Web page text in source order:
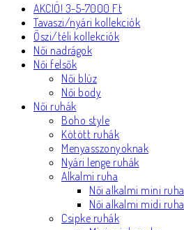
AKCIÓ! 3-5-7000 Ft
Tavaszi/nyári kollekciók
Őszi/téli kollekciók
Női nadrágok
Női felsők
Női blúz
Női body
Női ruhák
Boho style
Kötött ruhák
Menyasszonyoknak
Nyári lenge ruhák
Alkalmi ruha
Női alkalmi mini ruha
Női alkalmi midi ruha
Csipke ruhák